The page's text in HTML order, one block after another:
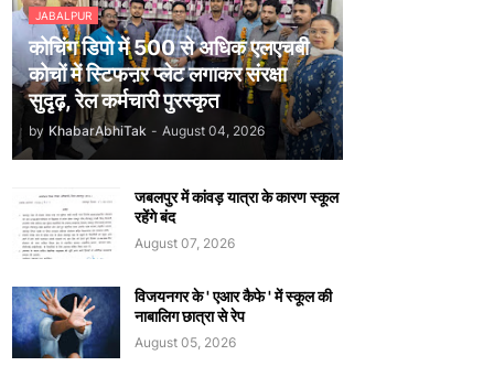
JABALPUR
कोचिंग डिपो में 500 से अधिक एलएचबी
कोचों में स्टिफऩर प्लेट लगाकर संरक्षा
सुदृढ़, रेल कर्मचारी पुरस्कृत
by KhabarAbhiTak - August 04, 2026
जबलपुर में कांवड़ यात्रा के कारण स्कूल
रहेंगे बंद
August 07, 2026
विजयनगर के ' एआर कैफे ' में स्कूल की
नाबालिग छात्रा से रेप
August 05, 2026